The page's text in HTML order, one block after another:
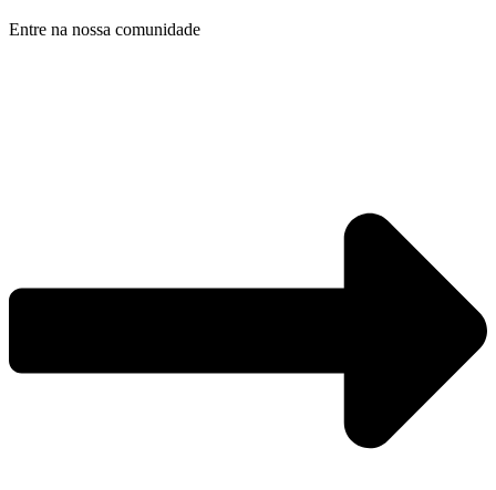
Entre na nossa comunidade